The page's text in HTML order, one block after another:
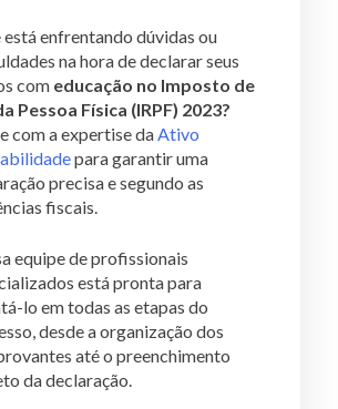
está enfrentando dúvidas ou
na hora de declarar seus
com educação no Imposto de
Pessoa Física (IRPF) 2023?
com a expertise daAtivo
para garantir uma
precisa e segundo as
fiscais.
equipe de profissionais
está pronta para
lo em todas as etapas do
desde a organização dos
até o preenchimento
da declaração.